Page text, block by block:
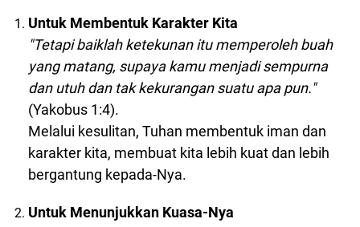
Untuk Membentuk Karakter Kita
"Tetapi baiklah ketekunan itu memperoleh buah
yang matang, supaya kamu menjadi sempurna
dan utuh dan tak kekurangan suatu apa pun."
(Yakobus 1:4).
Melalui kesulitan, Tuhan membentuk iman dan
karakter kita, membuat kita lebih kuat dan lebih
bergantung kepada-Nya.
Untuk Menunjukkan Kuasa-Nya